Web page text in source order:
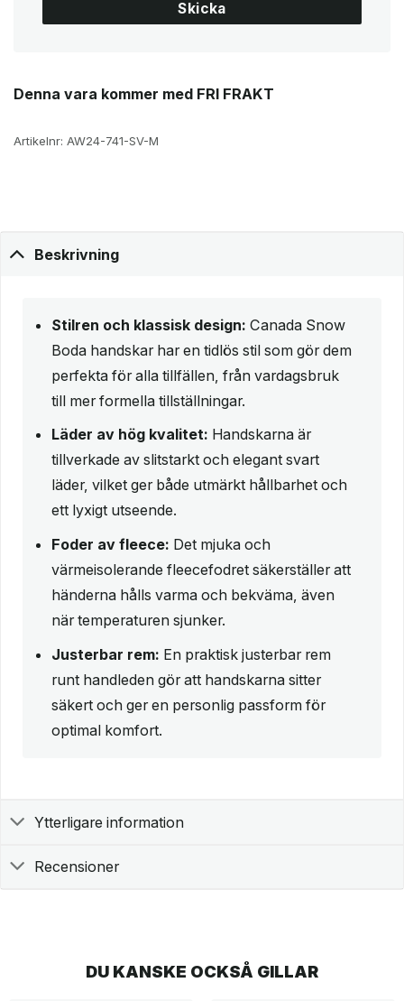
Skicka
Denna vara kommer med FRI FRAKT
Artikelnr: AW24-741-SV-M
Beskrivning
Stilren och klassisk design: Canada Snow
Boda handskar har en tidlös stil som gör dem
perfekta för alla tillfällen, från vardagsbruk
till mer formella tillställningar.
Läder av hög kvalitet: Handskarna är
tillverkade av slitstarkt och elegant svart
läder, vilket ger både utmärkt hållbarhet och
ett lyxigt utseende.
Foder av fleece: Det mjuka och
värmeisolerande fleecefodret säkerställer att
händerna hålls varma och bekväma, även
när temperaturen sjunker.
Justerbar rem: En praktisk justerbar rem
runt handleden gör att handskarna sitter
säkert och ger en personlig passform för
optimal komfort.
Ytterligare information
Recensioner
DU KANSKE OCKSÅ GILLAR